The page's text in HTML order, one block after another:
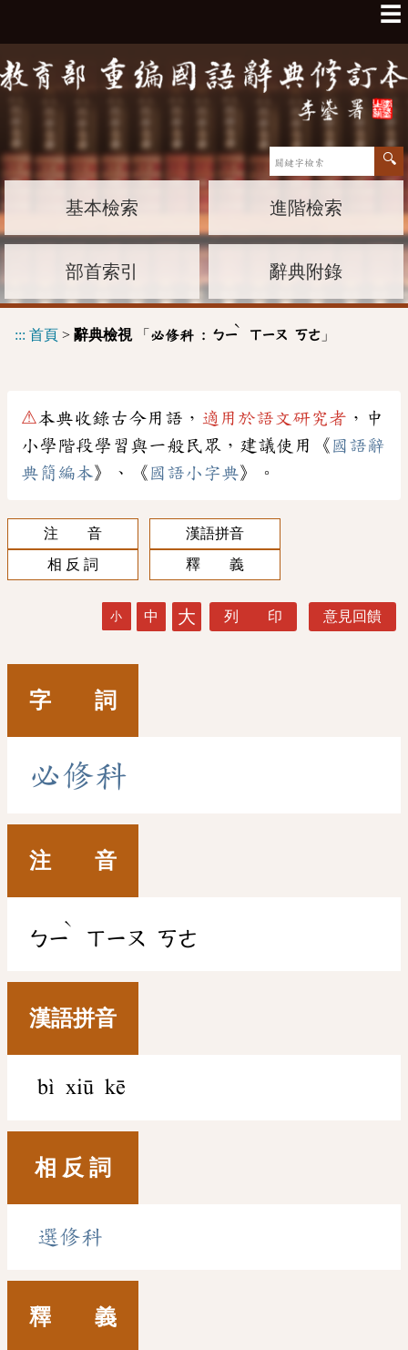
☰
基本檢索 進階檢索
部首索引 辭典附錄
::: 首頁 > 辭典檢視「 必修科 : ㄅㄧ
ˋ
ㄒㄧㄡ ㄎㄜ」
⚠本典收錄古今用語， 適用於語文研究者 ，中
小學階段學習與一般民眾，建議使用《 國語辭
典簡編本》、《 國語小字典》。
注 音
漢語拼音
相 反 詞
釋 義
小 中 大 列 印 意見回饋
字 詞
必修科
注 音
ㄅㄧ
ˋ
ㄒㄧㄡ ㄎㄜ
漢語拼音
bì xiū kē
相 反 詞
選修科
釋 義